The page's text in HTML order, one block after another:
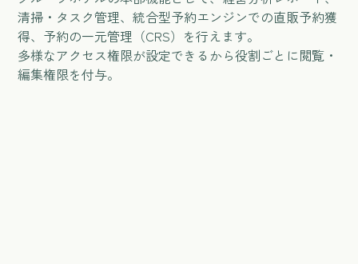
清掃・タスク管理、統合型予約エンジンでの直販予約獲
得、予約の一元管理（CRS）を行えます。
多様なアクセス権限が設定できるから役割ごとに閲覧・
編集権限を付与。